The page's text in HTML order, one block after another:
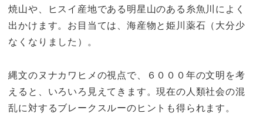
焼山や、ヒスイ産地である明星山のある糸魚川によく
出かけます。お目当ては、海産物と姫川薬石（大分少
なくなりました）。
縄文のヌナカワヒメの視点で、６０００年の文明を考
えると、いろいろ見えてきます。現在の人類社会の混
乱に対するブレークスルーのヒントも得られます。